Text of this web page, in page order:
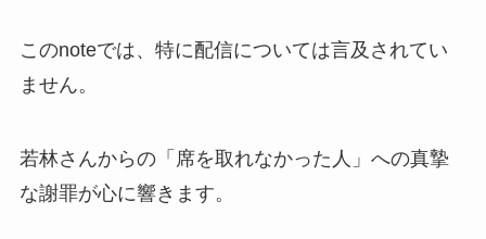
このnoteでは、特に配信については言及されてい
ません。
若林さんからの「席を取れなかった人」への真摯
な謝罪が心に響きます。